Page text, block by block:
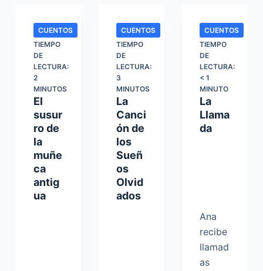
CUENTOS
TIEMPO
DE
LECTURA:
2
MINUTOS
El
susur
ro de
la
muñe
ca
antig
ua
CUENTOS
TIEMPO
DE
LECTURA:
3
MINUTOS
La
Canci
ón de
los
Sueñ
os
Olvid
ados
CUENTOS
TIEMPO
DE
LECTURA:
< 1
MINUTO
La
Llama
da
Ana
recibe
llamad
as